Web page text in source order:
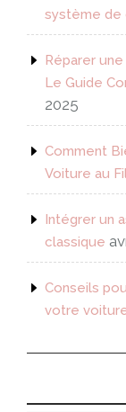
système de
Réparer
Le Guide
2025
Comment
Voiture au
Intégrer un
classique
Conseils
votre